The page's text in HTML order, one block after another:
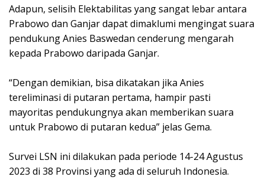
Adapun, selisih Elektabilitas yang sangat lebar antara
Prabowo dan Ganjar dapat dimaklumi mengingat suara
pendukung Anies Baswedan cenderung mengarah
kepada Prabowo daripada Ganjar.
“Dengan demikian, bisa dikatakan jika Anies
tereliminasi di putaran pertama, hampir pasti
mayoritas pendukungnya akan memberikan suara
untuk Prabowo di putaran kedua” jelas Gema.
Survei LSN ini dilakukan pada periode 14-24 Agustus
2023 di 38 Provinsi yang ada di seluruh Indonesia.